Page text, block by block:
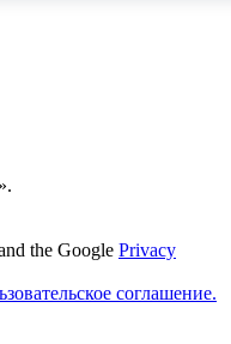
the Google Privacy
соглашение.